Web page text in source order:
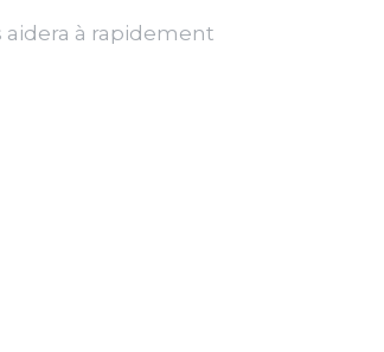
aidera à rapidement